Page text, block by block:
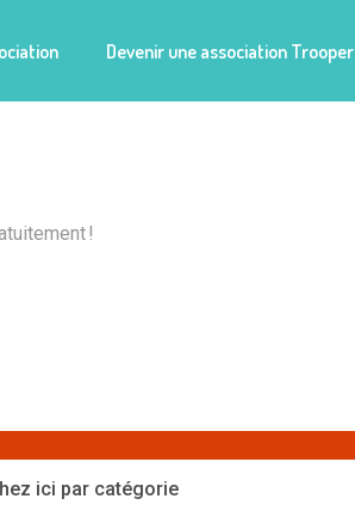
Devenir une association Trooper
!